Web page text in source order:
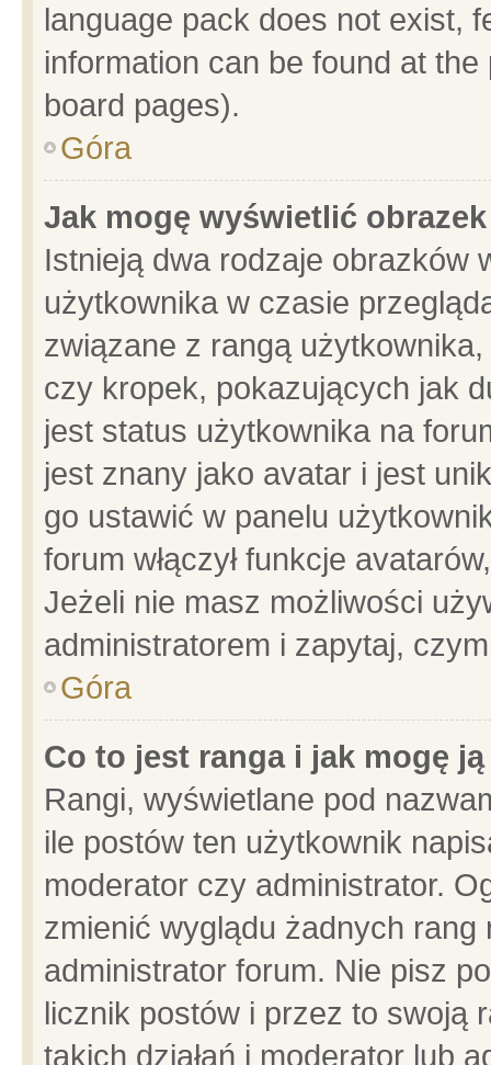
language pack does not exist,
information can be found at
board pages).
Góra
Jak mogę wyświetlić
Istnieją dwa rodzaje obrazków
użytkownika w czasie
związane z rangą
czy kropek, pokazujących jak
jest status użytkownika na
jest znany jako avatar i jest
go ustawić w panelu
forum włączył funkcje
Jeżeli nie masz możliwości
administratorem i zapytaj,
Góra
Co to jest ranga i jak mogę
Rangi, wyświetlane pod
ile postów ten użytkownik
moderator czy administrator.
zmienić wyglądu żadnych
administrator forum. Nie pisz
licznik postów i przez to swoją
takich działań i moderator lub